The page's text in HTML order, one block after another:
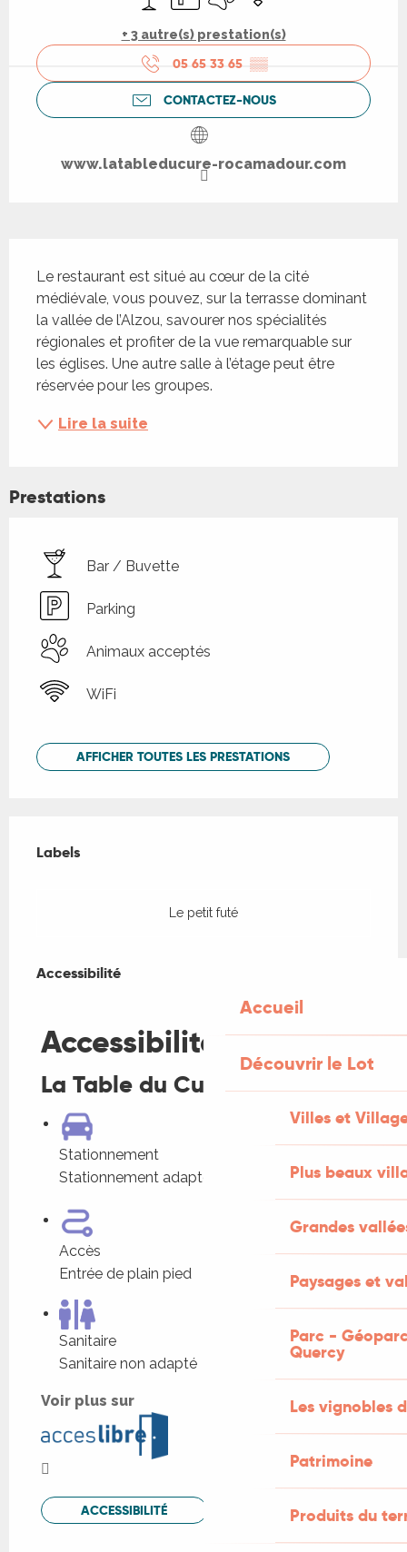
Accueil
Découvrir le Lot
Villes et
Plus beaux
Grandes
Paysages et
Parc -
Quercy
Les vignobles
Patrimoine
Produits du
+ 3 autre(s) prestation(s)
05 65 33 65 ▒▒
CONTACTEZ-NOUS
www.latableducure-rocamadour.com
Le restaurant est situé au cœur de la cité
médiévale, vous pouvez, sur la terrasse dominant
la vallée de l’Alzou, savourer nos spécialités
régionales et profiter de la vue remarquable sur
les églises. Une autre salle à l’étage peut être
réservée pour les groupes.
Lire la suite
Prestations
Bar / Buvette
Parking
Animaux acceptés
WiFi
AFFICHER TOUTES LES PRESTATIONS
Labels
Labels
Le petit futé
Accessibilité
Fermer
Accessibilité
La Table du Curé
Stationnement
Stationnement adapté à proximité
Accès
Entrée de plain pied
Sanitaire
Sanitaire non adapté
Voir plus sur
ACCESSIBILITÉ